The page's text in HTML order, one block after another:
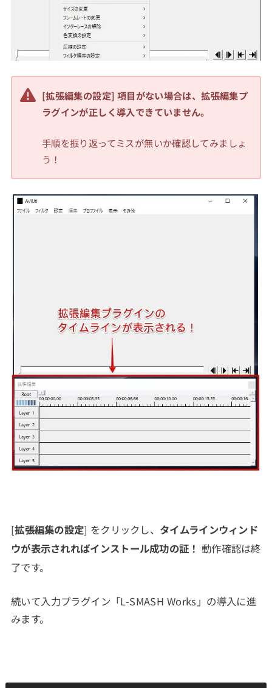
[拡張編集の設定] 項目がない場合は、拡張編集プ
ラグインが正しく導入できていません。
手順を振り返ってミスが無いか確認してみましょ
う！
[拡張編集の設定] をクリックし、 タイムラインウィンド
ウが表示されればインストール成功の証！ 動作確認は終
了です。
続いて入力プラグイン「L-SMASH Works」の導入に進
みます。